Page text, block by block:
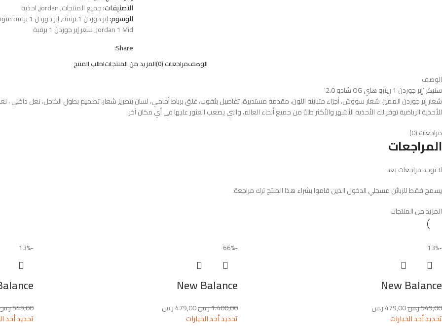
التصنيفات:جميع المنتجات,
jordan
,احذية
الوسوم:إير جوردن 1 برقبة ,إير جوردن 1 برقبة متوسطة
Jordan 1 Mid
,سعر إير جوردن 1 برقبة
Share:
الوصفمراجعات (0) المزيد من المنتجاتاطلب المنتج
الوصف
سنيكر ‘إير جوردن 1 ريترو هاي OG شادو 2.0’
شعار إير جوردن المميز، شعار سووش، أجزاء متباينة اللون، مقدمة مستديرة، تفاصيل بثقوب، غلق برباط أمامي، لسان بتطريز شعار، تصميم بطول الكاحل، نعل داخلي
للأحذية الرياضية توفر لك الأحذية الأشهر والأكثر طلبًا من جميع أنحاء العالم، والتي يصعب العثور عليها في أي مكان آخر.
مراجعات (0)
المراجعات
لا توجد مراجعات بعد.
يسمح فقط للزبائن مسجلي الدخول الذين قاموا بشراء هذا المنتج ترك مراجعة.
المزيد من المنتجات
-13%
New Balance
549,00ر.س479,00ر.س
تحديد أحد الخيارات
-66%
New Balance
1.400,00ر.س479,00ر.س
تحديد أحد الخيارات
-13%
549,00
تحديد أحد